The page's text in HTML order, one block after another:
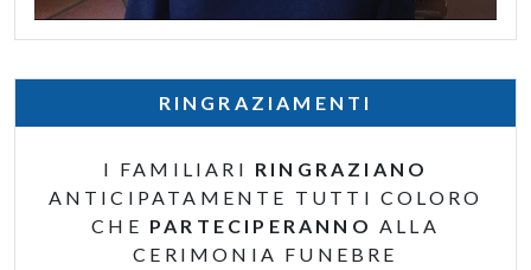
RINGRAZIAMENTI
I FAMILIARI RINGRAZIANO
ANTICIPATAMENTE TUTTI COLORO
CHE PARTECIPERANNO ALLA
CERIMONIA FUNEBRE